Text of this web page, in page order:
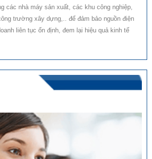
các nhà máy sản xuất, các khu công nghiệp,
trường xây dựng,.. để đảm bảo nguồn điện
liên tục ổn định, đem lại hiệu quả kinh tế